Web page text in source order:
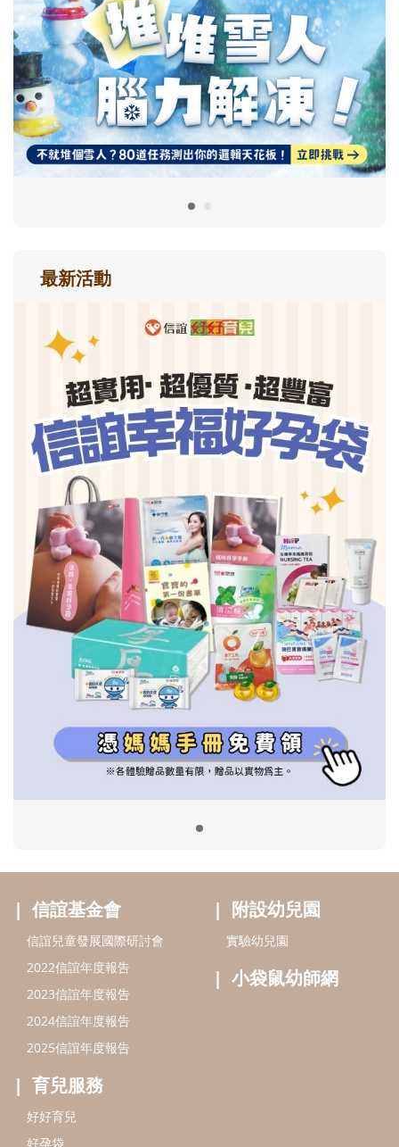
最新活動
信誼基金會
2022信誼年度報告
2023信誼年度報告
2024信誼年度報告
好孕袋
分齡育兒電子報
線上教養諮詢
附設幼兒園
小袋鼠幼師網
出版服務
信誼基金出版社
閱讀推廣
Bookstart閱讀起步走
信誼幼兒文學獎